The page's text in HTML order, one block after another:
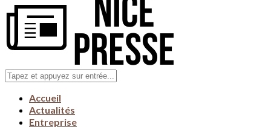
Accueil
Actualités
Entreprise